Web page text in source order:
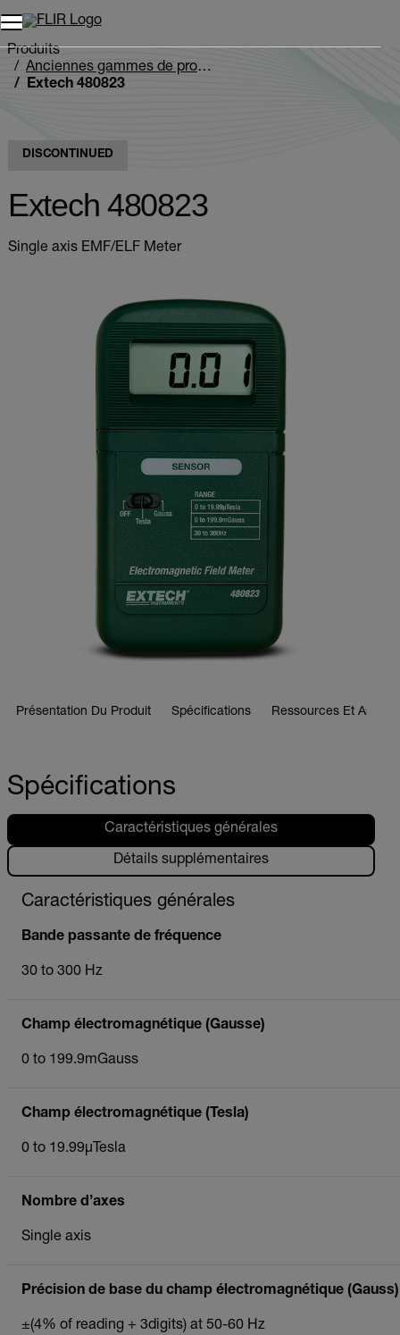
Unread messages
Modèle
Supprimer
articles
Ajouter au panier
Ajouté au panier
Produits
Anciennes gammes de produits
Extech 480823
DISCONTINUED
Extech 480823
Single axis EMF/ELF Meter
Présentation Du Produit Spécifications Ressources Et
Spécifications
Caractéristiques générales
Détails supplémentaires
Caractéristiques générales
Bande passante de fréquence
30 to 300 Hz
Champ électromagnétique (Gausse)
0 to 199.9mGauss
Champ électromagnétique (Tesla)
0 to 19.99µTesla
Nombre d’axes
Single axis
Précision de base du champ électromagnétique (Gauss)
±(4% of reading + 3digits) at 50-60 Hz